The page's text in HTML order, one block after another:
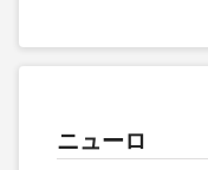
ニューロ